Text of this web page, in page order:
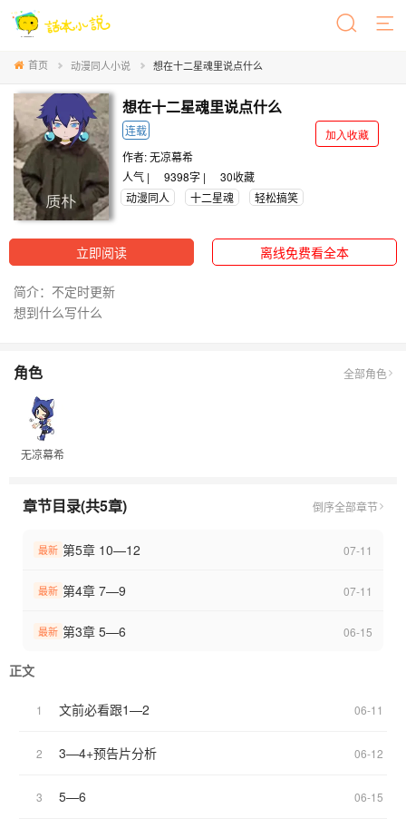
首页 动漫同人小说 想在十二星魂里说点什么
想在十二星魂里说点什么
连载
加入收藏
作者:无凉幕希
人气 |
9398字 | 30收藏
动漫同人
十二星魂 轻松搞笑
立即阅读 离线免费看全本
简介：不定时更新
想到什么写什么
角色 全部角色
无凉幕希
章节目录(共5章) 倒序全部章节
最新 第5章 10—12 07-11
最新 第4章 7—9 07-11
最新 第3章 5—6 06-15
正文
1 文前必看跟1—2 06-11
2 3—4+预告片分析 06-12
3 5—6 06-15